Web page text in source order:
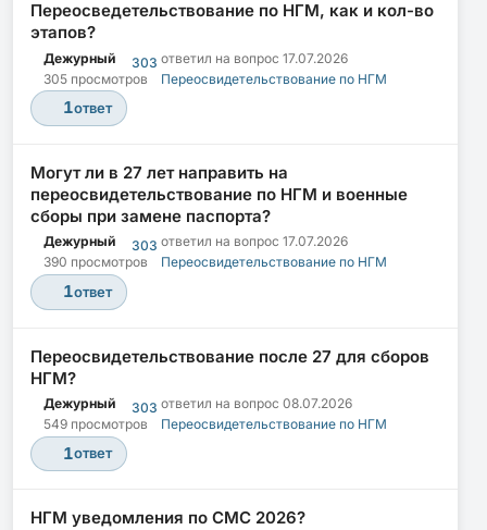
Переосведетельствование по НГМ, как и кол-во
этапов?
Дежурный 303 ответил на вопрос 17.07.2026
305 просмотров
Переосвидетельствование по НГМ
1ответ
Могут ли в 27 лет направить на
переосвидетельствование по НГМ и военные
сборы при замене паспорта?
Дежурный 303 ответил на вопрос 17.07.2026
390 просмотров
Переосвидетельствование по НГМ
1ответ
Переосвидетельствование после 27 для сборов
НГМ?
Дежурный 303 ответил на вопрос 08.07.2026
549 просмотров
Переосвидетельствование по НГМ
1ответ
НГМ уведомления по СМС 2026?